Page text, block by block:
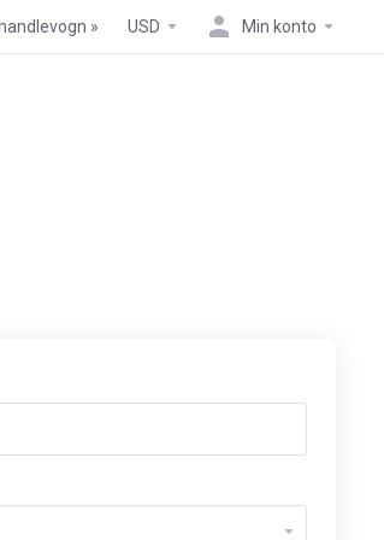
» USD Min konto